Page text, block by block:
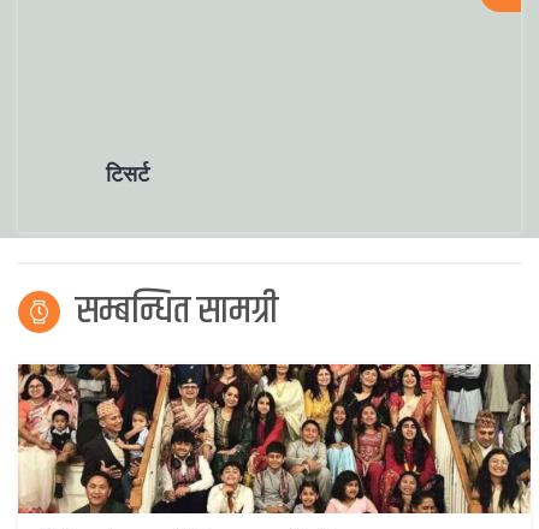
टिसर्ट
सम्बन्धित सामग्री